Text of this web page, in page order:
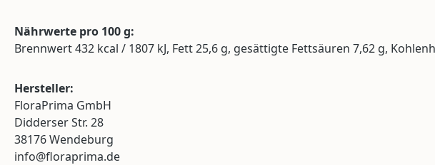
Nährwerte pro 100 g:
Brennwert 432 kcal / 1807 kJ, Fett 25,6 g, gesättigte Fettsäuren 7,62 g,
Hersteller:
FloraPrima GmbH
Didderser Str. 28
38176 Wendeburg
info@floraprima.de